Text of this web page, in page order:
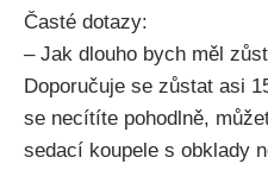
Časté dotazy:
– Jak ⁢dlouho​ bych měl
Doporučuje se‍ zůstat asi
se necítíte pohodlně,
⁣sedací koupele s obklady